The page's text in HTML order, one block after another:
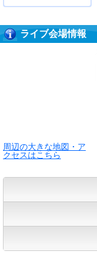
ライブ会場情報
周辺の大きな地図・ア
クセスはこちら